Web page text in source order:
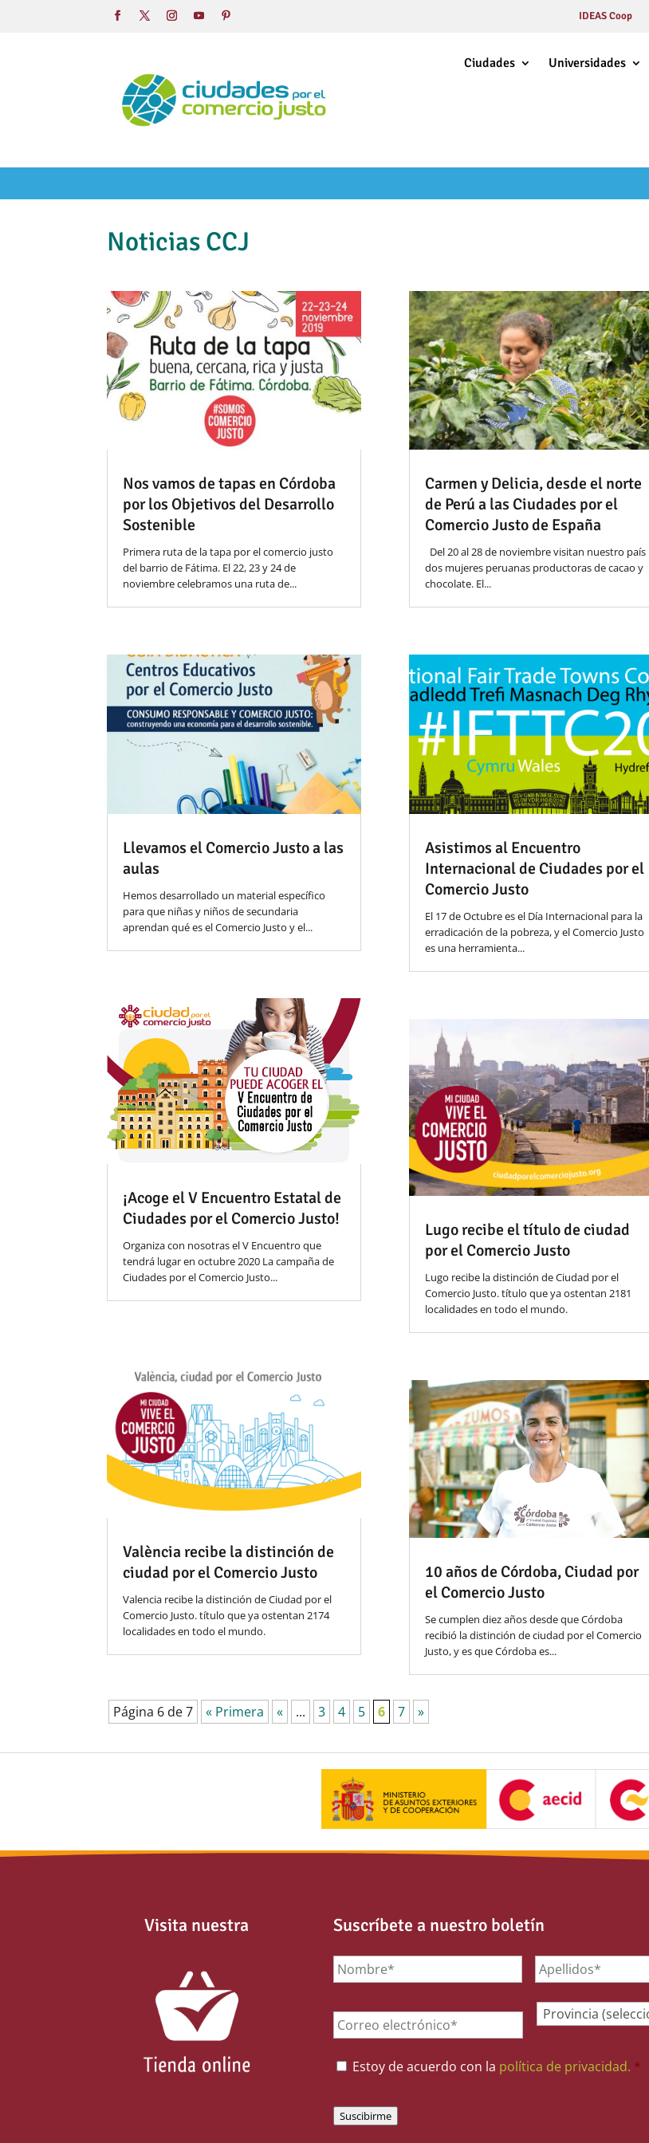
IDEAS Coop
Ciudades Universidades
Noticias CCJ
Nos vamos de tapas en Córdoba
por los Objetivos del Desarrollo
Sostenible
Primera ruta de la tapa por el comercio justo
del barrio de Fátima. El 22, 23 y 24 de
noviembre celebramos una ruta de...
Llevamos el Comercio Justo a las
aulas
Hemos desarrollado un material específico
para que niñas y niños de secundaria
aprendan qué es el Comercio Justo y el...
¡Acoge el V Encuentro Estatal de
Ciudades por el Comercio Justo!
Organiza con nosotras el V Encuentro que
tendrá lugar en octubre 2020 La campaña de
Ciudades por el Comercio Justo...
València recibe la distinción de
ciudad por el Comercio Justo
Valencia recibe la distinción de Ciudad por el
Comercio Justo. título que ya ostentan 2174
localidades en todo el mundo.
Carmen y Delicia, desde el norte
de Perú a las Ciudades por el
Comercio Justo de España
Del 20 al 28 de noviembre visitan nuestro país
dos mujeres peruanas productoras de cacao y
chocolate. El...
Asistimos al Encuentro
Internacional de Ciudades por el
Comercio Justo
El 17 de Octubre es el Día Internacional para la
erradicación de la pobreza, y el Comercio Justo
es una herramienta...
Lugo recibe el título de ciudad
por el Comercio Justo
Lugo recibe la distinción de Ciudad por el
Comercio Justo. título que ya ostentan 2181
localidades en todo el mundo.
10 años de Córdoba, Ciudad por
el Comercio Justo
Se cumplen diez años desde que Córdoba
recibió la distinción de ciudad por el Comercio
Justo, y es que Córdoba es...
Página 6 de 7 « Primera « ... 3 4 5 6 7 »
Visita nuestra Suscríbete a nuestro boletín
Nombre *
Provincia *
Consentimiento *
Estoy de acuerdo con la política de privacidad. *
Suscibirme